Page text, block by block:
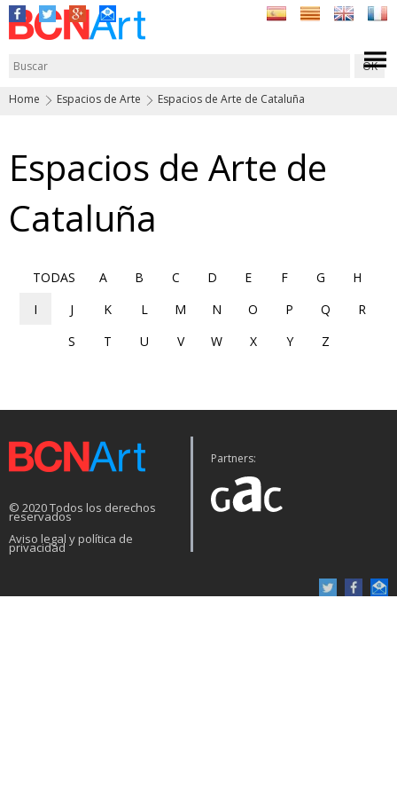
Home Espacios de Arte Espacios de Arte de Cataluña
Espacios de Arte de
Cataluña
TODAS A B C D E F G
H
I
J K L M N O P Q
R
S
T U V W X Y Z
© 2020 Todos los derechos
reservados
Aviso legal y política de
privacidad
Partners: